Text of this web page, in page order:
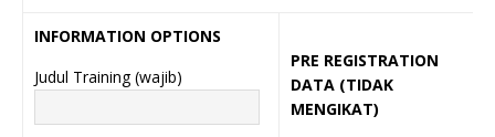
INFORMATION OPTIONS
Judul Training (wajib)
PRE REGISTRATION
DATA (TIDAK
MENGIKAT)